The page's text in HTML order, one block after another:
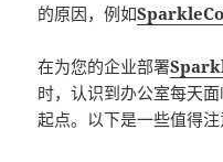
的原因，例如
在为您的企业部署
时，认识到办公室每天
起点。以下是一些值得注